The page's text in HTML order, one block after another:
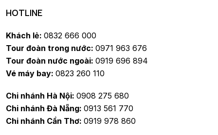
HOTLINE
Khách lẻ: 0832 666 000
Tour đoàn trong nước: 0971 963 676
Tour đoàn nước ngoài: 0919 696 894
Vé máy bay: 0823 260 110
Chi nhánh Hà Nội: 0908 275 680
Chi nhánh Đà Nẵng: 0913 561 770
Chi nhánh Cần Thơ: 0919 978 860